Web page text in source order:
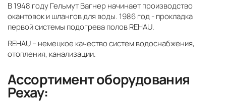
В 1948 году Гельмут Вагнер начинает производство
окантовок и шлангов для воды. 1986 год - прокладка
первой системы подогрева полов REHAU.
REHAU – немецкое качество систем водоснабжения,
отопления, канализации.
Ассортимент оборудования
Рехау: